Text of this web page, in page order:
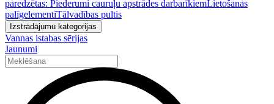
paredzētas: Piederumi cauruļu apstrādes darbarīkiemLietošanas
palīgelementiTālvadības pultis
Izstrādājumu kategorijas
Vannas istabas sērijas
Jaunumi